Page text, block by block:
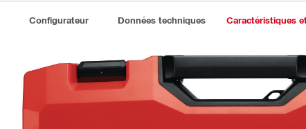
Configurateur Données techniques Caractéristiques